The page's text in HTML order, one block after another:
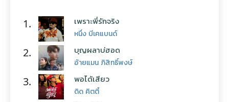
1. เพราะพี่รักจริง
หนึ่ง บีเคแบนด์
2. บุญผลาบ่ฮอด
อ้ายแมน ภิสิทธิ์พงษ์
3. พอได้เสียว
ดิด คิตตี้